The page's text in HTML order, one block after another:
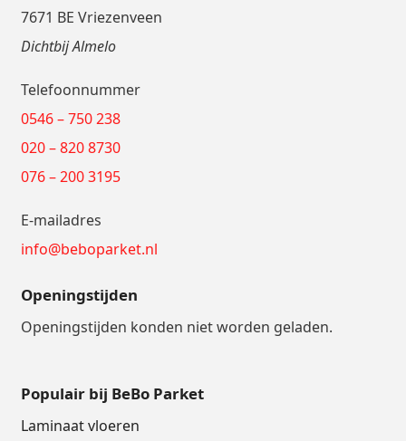
7671 BE Vriezenveen
Dichtbij Almelo
Telefoonnummer
0546 – 750 238
020 – 820 8730
076 – 200 3195
E-mailadres
info@beboparket.nl
Openingstijden
Openingstijden konden niet worden geladen.
Populair bij BeBo Parket
Laminaat vloeren